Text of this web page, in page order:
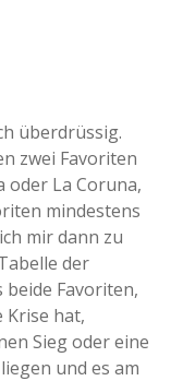
überdrüssig.
zwei Favoriten
oder La Coruna,
mindestens
mir dann zu
der
beide Favoriten,
Krise hat,
Sieg oder eine
und es am